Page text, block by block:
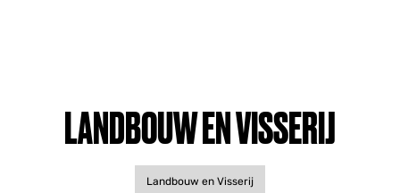
LANDBOUW EN VISSERIJ
Landbouw en Visserij